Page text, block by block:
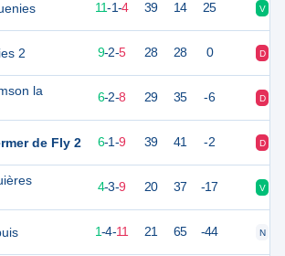
2
la
de Fly 2
11-1-4 39 14 25 V
9-2-5 28 28 0 D
20 6-2-8 29 35 -6 D
19 16 6-1-9 39 41 -2 D
4-3-9 20 37 -17 V
1-4-11 21 65 -44 N